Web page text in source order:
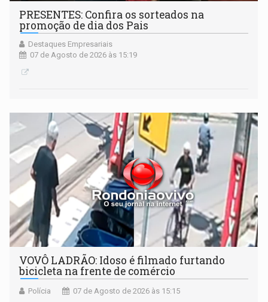
PRESENTES: Confira os sorteados na
promoção de dia dos Pais
Destaques Empresariais
07 de Agosto de 2026 às 15:19
VOVÔ LADRÃO: Idoso é filmado furtando
bicicleta na frente de comércio
Polícia 07 de Agosto de 2026 às 15:15